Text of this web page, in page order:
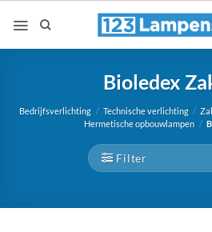
naar
Bioledex
Bedrijfsverlichting / Technische verlichting /
Hermetische opbouwlampen /
Filter